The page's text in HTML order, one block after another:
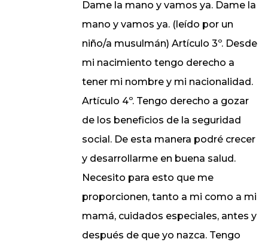
Dame la mano y vamos ya. Dame la
mano y vamos ya. (leído por un
niño/a musulmán) Artículo 3º. Desde
mi nacimiento tengo derecho a
tener mi nombre y mi nacionalidad.
Artículo 4º. Tengo derecho a gozar
de los beneficios de la seguridad
social. De esta manera podré crecer
y desarrollarme en buena salud.
Necesito para esto que me
proporcionen, tanto a mi como a mi
mamá, cuidados especiales, antes y
después de que yo nazca. Tengo